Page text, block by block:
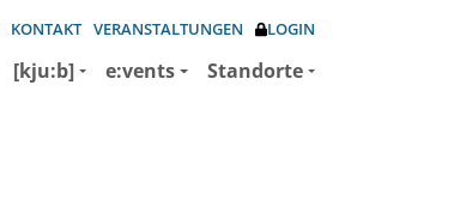
KONTAKT VERANSTALTUNGEN LOGIN
[kju:b] e:vents Standorte